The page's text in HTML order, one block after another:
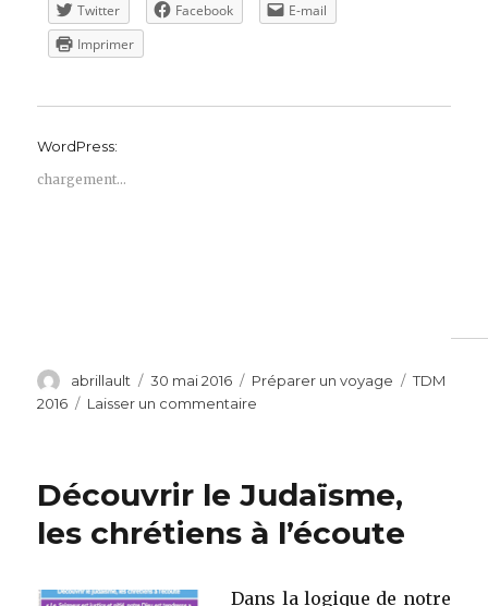
Twitter Facebook
E-mail
Imprimer
WordPress:
chargement…
Auteur
abrillault
Publié
le
30 mai 2016 Catégories
Préparer un voyage Étiquettes
TDM
2016
Laisser un commentaire
groupes
Découvrir le Judaïsme,
les chrétiens à l’écoute
Dans la logique de notre